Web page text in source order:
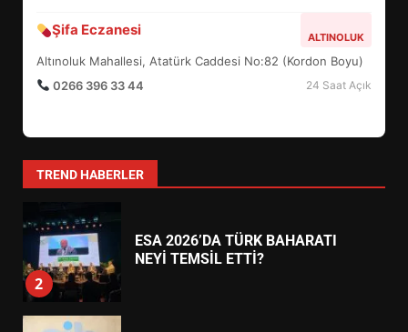
Şifa Eczanesi ALTINOLUK
Altınoluk Mahallesi, Atatürk Caddesi No:82 (Kordon Boyu)
0266 396 33 44
24 Saat Açık
TREND HABERLER
7
YENİ YÖNETİM NASIL
ŞEKİLLENDİ?
1
HAREKETE GEÇİYOR: GÖZLER
2
ESA 2026’DA TÜRK BAHARATI
NEYİ TEMSİL ETTİ?